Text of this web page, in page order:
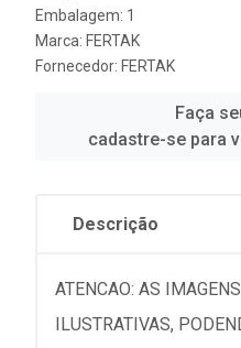
Embalagem: 1
Marca: FERTAK
Fornecedor: FERTAK
Faça
cadastre-se para
Descrição
ATENCAO: AS
ILUSTRATIVAS,